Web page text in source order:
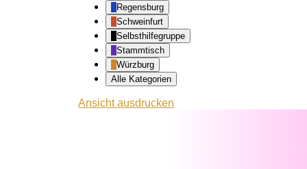
Regensburg
Schweinfurt
Selbsthilfegruppe
Stammtisch
Würzburg
Alle Kategorien
Ansichtausdrucken